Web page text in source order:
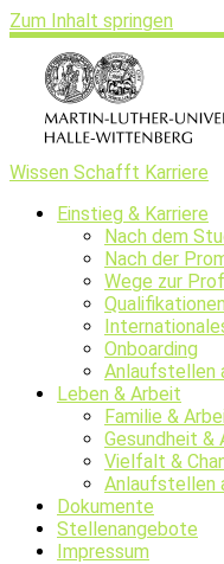
Zum Inhalt springen
Wissen Schafft Karriere
Einstieg & Karriere
Nach dem
Nach der
Wege zur
Qualifikationen
Onboarding
Anlaufstellen
Leben & Arbeit
Familie &
Gesundheit &
Vielfalt &
Anlaufstellen
Dokumente
Stellenangebote
Impressum